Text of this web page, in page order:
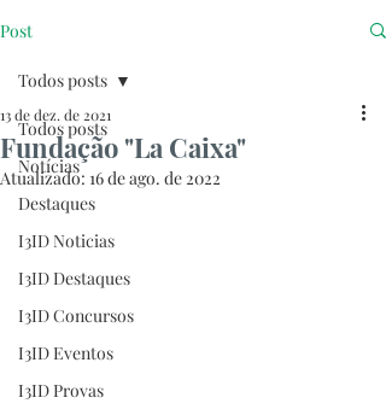
Post
Todos posts
Notícias
Destaques
I3ID Noticias
I3ID Destaques
I3ID Concursos
I3ID Eventos
I3ID Provas
Todos posts
Fundação "La Caixa"
13 de dez. de 2021
Atualizado: 16 de ago. de 2022